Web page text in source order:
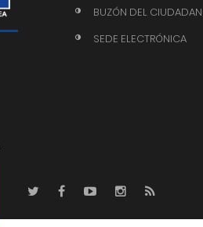
BUZÓN DEL
SEDE ELECTRÓNICA